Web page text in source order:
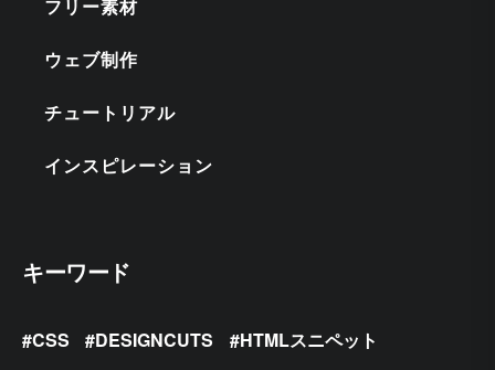
フリー素材
ウェブ制作
チュートリアル
インスピレーション
キーワード
CSS DESIGNCUTS
HTMLスニペット